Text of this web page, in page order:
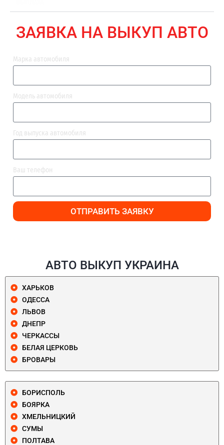
ЗАЯВКА НА ВЫКУП АВТО
Марка автомобиля
Модель автомобиля
Год выпуска автомобиля
Ваш телефон
ОТПРАВИТЬ ЗАЯВКУ
АВТО ВЫКУП УКРАИНА
ХАРЬКОВ
ОДЕССА
ЛЬВОВ
ДНЕПР
ЧЕРКАССЫ
БЕЛАЯ ЦЕРКОВЬ
БРОВАРЫ
БОРИСПОЛЬ
БОЯРКА
ХМЕЛЬНИЦКИЙ
СУМЫ
ПОЛТАВА